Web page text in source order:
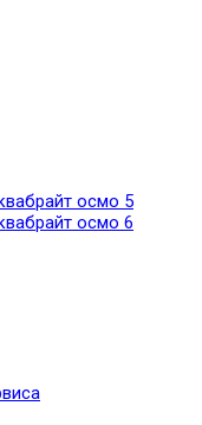
осмо 5
осмо 6